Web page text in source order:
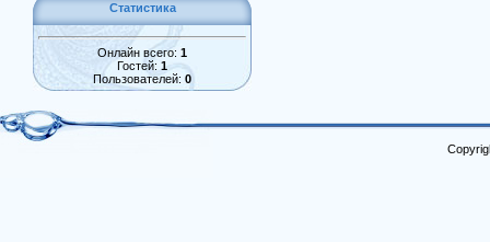
Статистика
Онлайн всего: 1
Гостей: 1
Пользователей: 0